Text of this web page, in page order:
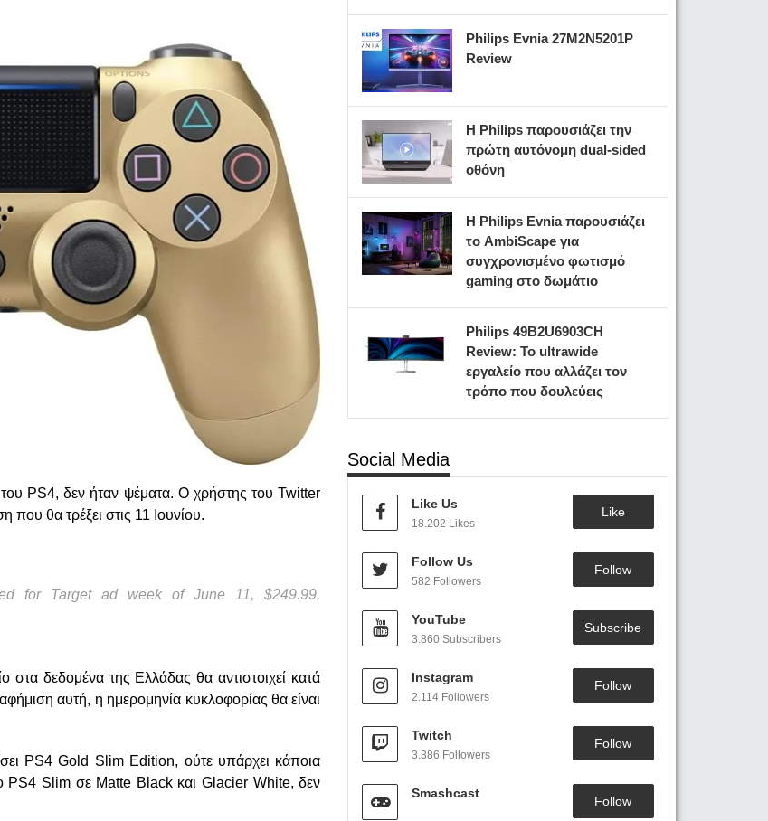
PS4, δεν ήταν ψέματα. Ο χρήστης του Twitter
που θα τρέξει στις 11 Ιουνίου.
for Target ad week of June 11, $249.99.
δεδομένα της Ελλάδας θα αντιστοιχεί κατά
αυτή, η ημερομηνία κυκλοφορίας θα είναι
PS4 Gold Slim Edition, ούτε υπάρχει κάποια
PS4 Slim σε Matte Black και Glacier White, δεν
Philips Evnia 27M2N5201P
Review
Η Philips παρουσιάζει την
πρώτη αυτόνομη dual-sided
οθόνη
Η Philips Evnia παρουσιάζει
το AmbiScape για
συγχρονισμένο φωτισμό
gaming στο δωμάτιο
Philips 49B2U6903CH
Review: Το ultrawide
εργαλείο που αλλάζει τον
τρόπο που δουλεύεις
Social Media
Like Us
18.202 Likes
Like
Follow Us
582 Followers
Follow
YouTube
3.860 Subscribers
Subscribe
Instagram
2.114 Followers
Follow
Twitch
3.386 Followers
Follow
Smashcast
Follow